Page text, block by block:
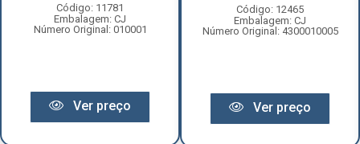
Código: 11781
Embalagem: CJ
Número Original: 010001
Ver preço
Código: 12465
Embalagem: CJ
Número Original: 4300010005
Ver preço